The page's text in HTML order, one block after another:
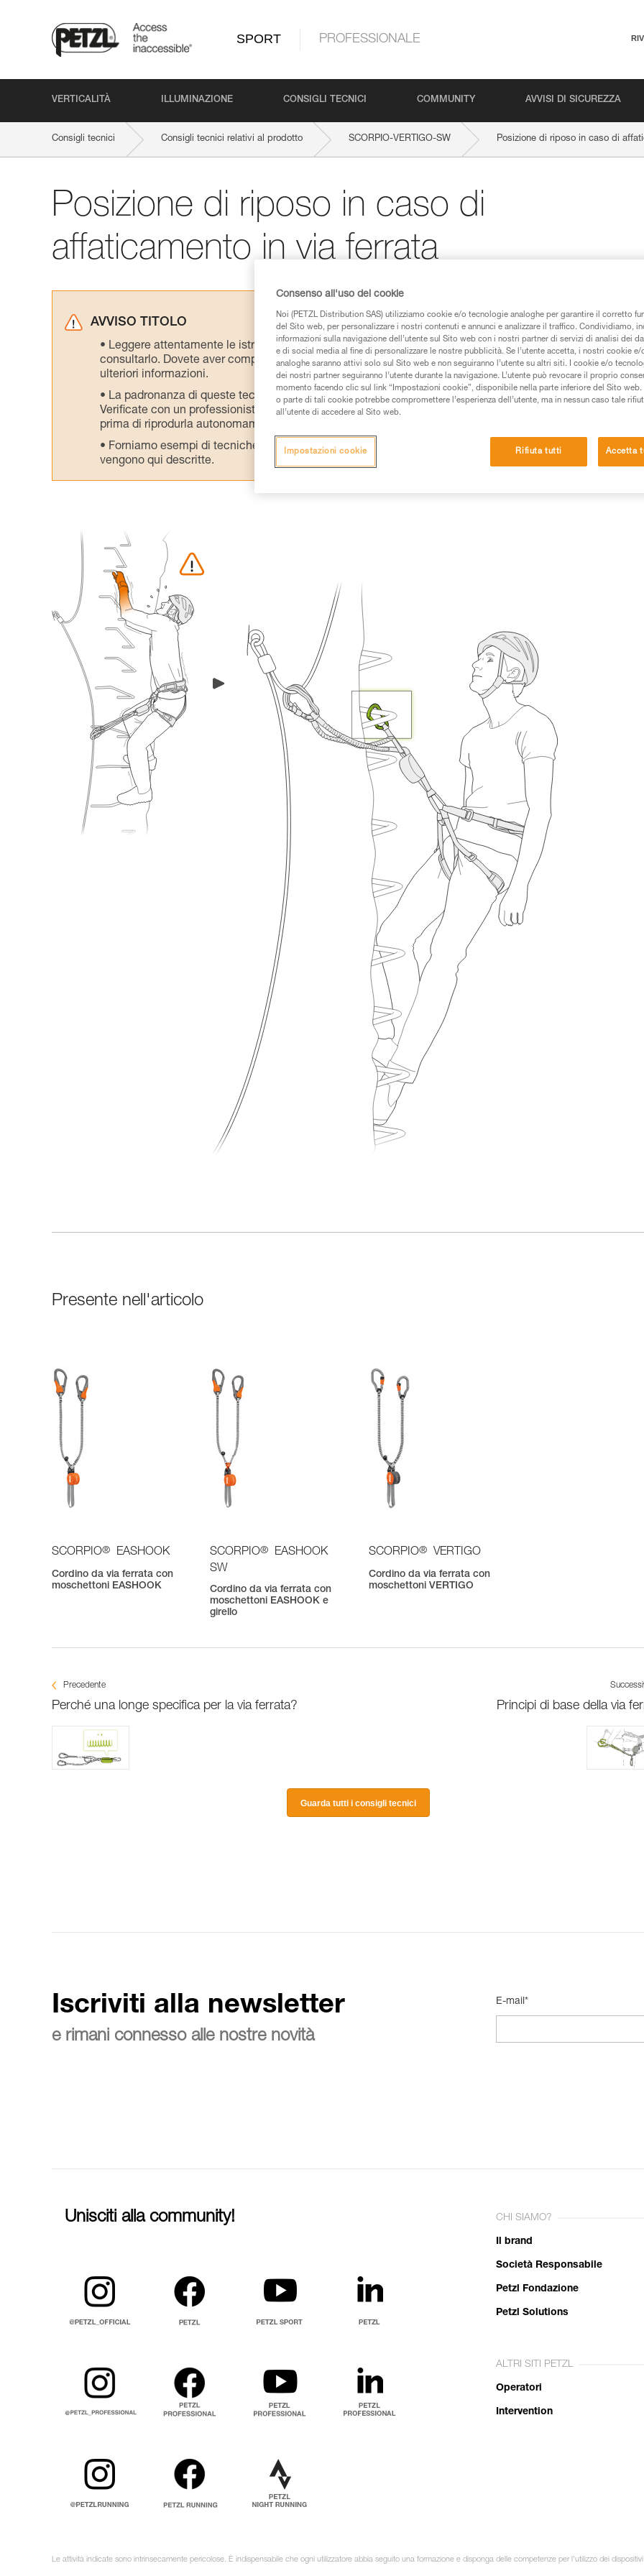
SPORT PROFESSIONALE
VERTICALITÀ ILLUMINAZIONE CONSIGLI TECNICI COMMUNITY AVVISI DI SICUREZZA
Consigli tecnici Consigli tecnici relativi al prodotto SCORPIO-VERTIGO-SW Posizione di riposo in caso di
Posizione di riposo in caso di
affaticamento in via ferrata
AVVISO TITOLO
Leggere attentamente le istruzioni tecniche dei prodotti utilizzati in questo consiglio prima di
consultarlo. Dovete aver compreso le informazioni dell’istruzione tecnica per poter capire queste
ulteriori informazioni.
La padronanza di queste tecniche richiede una formazione ed un addestramento specifico.
Verificate con un professionista la vostra capacità di rifare la manovra, da soli, in piena sicurezza,
prima di riprodurla autonomamente.
Forniamo esempi di tecniche relative alla vostra attività. Ne possono esistere altre che non
vengono qui descritte.
Presente nell'articolo
SCORPIO® EASHOOK
Cordino da via ferrata con
moschettoni EASHOOK
SCORPIO®
EASHOOK
SW
Cordino da via ferrata con
moschettoni EASHOOK e
girello
SCORPIO® VERTIGO
Cordino da via ferrata con
moschettoni VERTIGO
Precedente
Perché una longe specifica per la via ferrata? Principi di base della via
Guarda tutti i consigli tecnici
Iscriviti alla newsletter
e rimani connesso alle nostre novità
E-mail*
Unisciti alla community! CHI SIAMO?
Il brand
Società Responsabile
Petzl Fondazione
Petzl Solutions
ALTRI SITI PETZL
Operatori
Intervention
Le attività indicate sono intrinsecamente pericolose. È indispensabile che ogni utilizzatore abbia seguito una formazione e disponga delle competenze per l’utilizzo dei
Consenso all'uso dei cookie
Noi (PETZL Distribution SAS) utilizziamo cookie e/o tecnologie analoghe per garantire il corretto
del Sito web, per personalizzare i nostri contenuti e annunci e analizzare il traffico. Condividiamo,
informazioni sulla navigazione dell’utente sul Sito web con i nostri partner di servizi di analisi dei
e di social media al fine di personalizzare le nostre pubblicità. Se l’utente accetta, i nostri cookie
analoghe saranno attivi solo sul Sito web e non seguiranno l’utente su altri siti. I cookie e/o
dei nostri partner seguiranno l’utente durante la navigazione. L’utente può revocare il proprio
momento facendo clic sul link “Impostazioni cookie”, disponibile nella parte inferiore del Sito
o parte di tali cookie potrebbe compromettere l’esperienza dell’utente, ma in nessun caso tale
all’utente di accedere al Sito web.
Rifiuta tutti Accetta
Impostazioni cookie